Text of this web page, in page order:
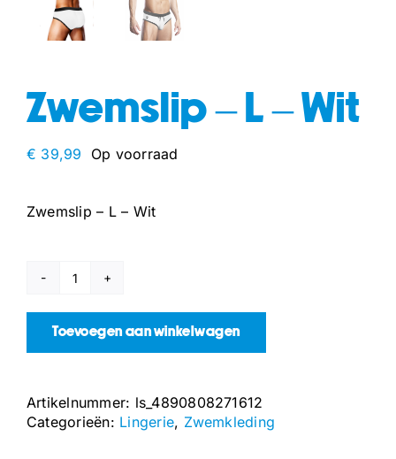
Zwemslip – L – Wit
€ 39,99 Op voorraad
Zwemslip – L – Wit
Zwemslip
L
Toevoegen aan winkelwagen
Artikelnummer: ls_4890808271612
Categorieën: Lingerie, Zwemkleding